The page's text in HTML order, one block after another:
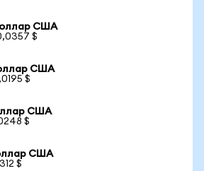
США
$
США
$
США
$
США
$